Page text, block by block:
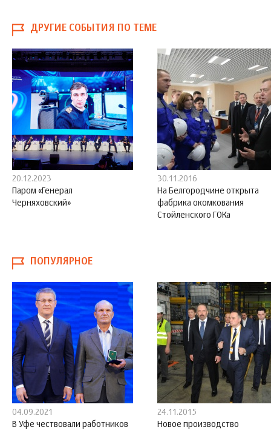
ДРУГИЕ СОБЫТИЯ ПО ТЕМЕ
20.12.2023
Паром «Генерал
Черняховский»
30.11.2016
На Белгородчине открыта
фабрика окомкования
Стойленского ГОКа
ПОПУЛЯРНОЕ
04.09.2021
В Уфе чествовали работников
24.11.2015
Новое производство